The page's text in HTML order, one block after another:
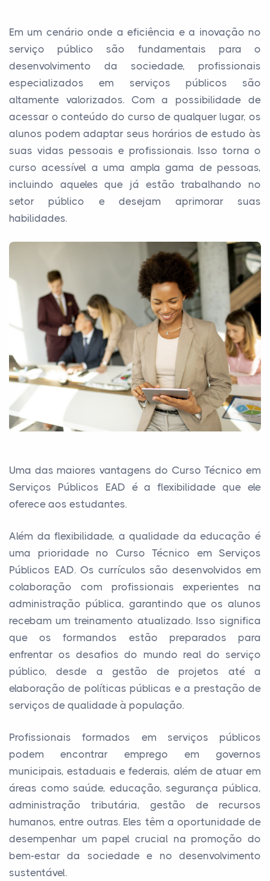
Em um cenário onde a eficiência e a inovação no
serviço público são fundamentais para o
desenvolvimento da sociedade, profissionais
especializados em serviços públicos são
altamente valorizados. Com a possibilidade de
acessar o conteúdo do curso de qualquer lugar, os
alunos podem adaptar seus horários de estudo às
suas vidas pessoais e profissionais. Isso torna o
curso acessível a uma ampla gama de pessoas,
incluindo aqueles que já estão trabalhando no
setor público e desejam aprimorar suas
habilidades.
Uma das maiores vantagens do Curso Técnico em
Serviços Públicos EAD é a flexibilidade que ele
oferece aos estudantes.
Além da flexibilidade, a qualidade da educação é
uma prioridade no Curso Técnico em Serviços
Públicos EAD. Os currículos são desenvolvidos em
colaboração com profissionais experientes na
administração pública, garantindo que os alunos
recebam um treinamento atualizado. Isso significa
que os formandos estão preparados para
enfrentar os desafios do mundo real do serviço
público, desde a gestão de projetos até a
elaboração de políticas públicas e a prestação de
serviços de qualidade à população.
Profissionais formados em serviços públicos
podem encontrar emprego em governos
municipais, estaduais e federais, além de atuar em
áreas como saúde, educação, segurança pública,
administração tributária, gestão de recursos
humanos, entre outras. Eles têm a oportunidade de
desempenhar um papel crucial na promoção do
bem-estar da sociedade e no desenvolvimento
sustentável.